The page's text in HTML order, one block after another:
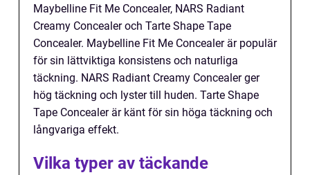
Maybelline Fit Me Concealer, NARS Radiant
Creamy Concealer och Tarte Shape Tape
Concealer. Maybelline Fit Me Concealer är populär
för sin lättviktiga konsistens och naturliga
täckning. NARS Radiant Creamy Concealer ger
hög täckning och lyster till huden. Tarte Shape
Tape Concealer är känt för sin höga täckning och
långvariga effekt.
Vilka typer av täckande